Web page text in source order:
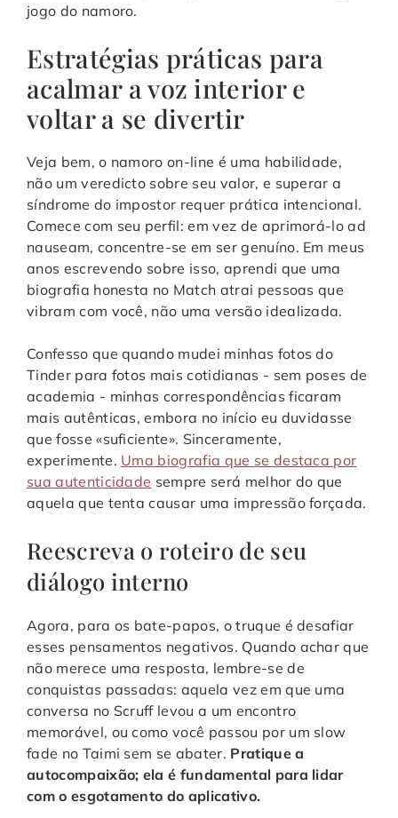
jogo do namoro.
Estratégias práticas para
acalmar a voz interior e
voltar a se divertir
Veja bem, o namoro on-line é uma habilidade,
não um veredicto sobre seu valor, e superar a
síndrome do impostor requer prática intencional.
Comece com seu perfil: em vez de aprimorá-lo ad
nauseam, concentre-se em ser genuíno. Em meus
anos escrevendo sobre isso, aprendi que uma
biografia honesta no Match atrai pessoas que
vibram com você, não uma versão idealizada.
Confesso que quando mudei minhas fotos do
Tinder para fotos mais cotidianas - sem poses de
academia - minhas correspondências ficaram
mais autênticas, embora no início eu duvidasse
que fosse «suficiente». Sinceramente,
experimente. Uma biografia que se destaca por
sua autenticidade sempre será melhor do que
aquela que tenta causar uma impressão forçada.
Reescreva o roteiro de seu
diálogo interno
Agora, para os bate-papos, o truque é desafiar
esses pensamentos negativos. Quando achar que
não merece uma resposta, lembre-se de
conquistas passadas: aquela vez em que uma
conversa no Scruff levou a um encontro
memorável, ou como você passou por um slow
fade no Taimi sem se abater. Pratique a
autocompaixão; ela é fundamental para lidar
com o esgotamento do aplicativo.